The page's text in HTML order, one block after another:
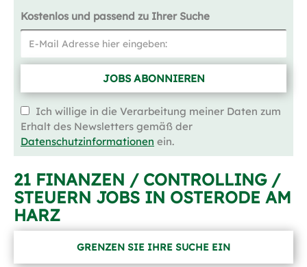
Kostenlos und passend zu Ihrer Suche
JOBS ABONNIEREN
Ich willige in die Verarbeitung meiner Daten zum
Erhalt des Newsletters gemäß der
Datenschutzinformationen ein.
21 FINANZEN / CONTROLLING /
STEUERN JOBS IN OSTERODE AM
HARZ
GRENZEN SIE IHRE SUCHE EIN